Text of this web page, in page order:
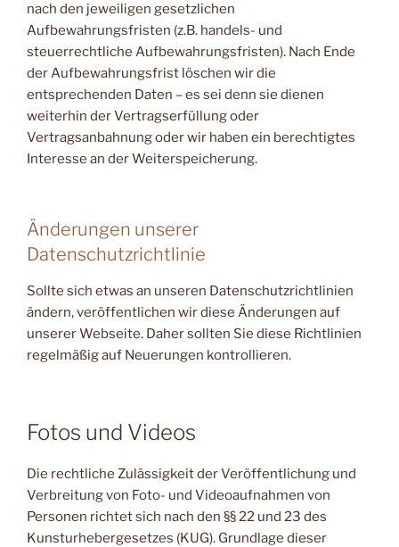
nach den jeweiligen gesetzlichen
Aufbewahrungsfristen (z.B. handels- und
steuerrechtliche Aufbewahrungsfristen). Nach Ende
der Aufbewahrungsfrist löschen wir die
entsprechenden Daten – es sei denn sie dienen
weiterhin der Vertragserfüllung oder
Vertragsanbahnung oder wir haben ein berechtigtes
Interesse an der Weiterspeicherung.
Änderungen unserer
Datenschutzrichtlinie
Sollte sich etwas an unseren Datenschutzrichtlinien
ändern, veröffentlichen wir diese Änderungen auf
unserer Webseite. Daher sollten Sie diese Richtlinien
regelmäßig auf Neuerungen kontrollieren.
Fotos und Videos
Die rechtliche Zulässigkeit der Veröffentlichung und
Verbreitung von Foto- und Videoaufnahmen von
Personen richtet sich nach den §§ 22 und 23 des
Kunsturhebergesetzes (KUG). Grundlage dieser